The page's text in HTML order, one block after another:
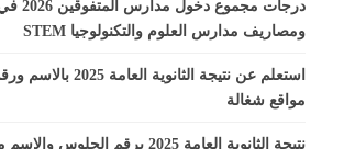
درجات
ومصاريف مدارس العلوم والتكنولوجيا STEM
استعلم عن نتيجة
مواقع شغالة
نتيجة الثانوية العامة 2025 برقم